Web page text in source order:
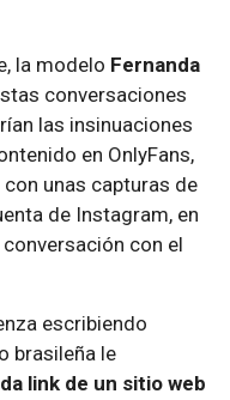
la modelo Fernanda
conversaciones
las insinuaciones
en OnlyFans,
unas capturas de
de Instagram, en
con el
escribiendo
brasileña le
link de un sitio web